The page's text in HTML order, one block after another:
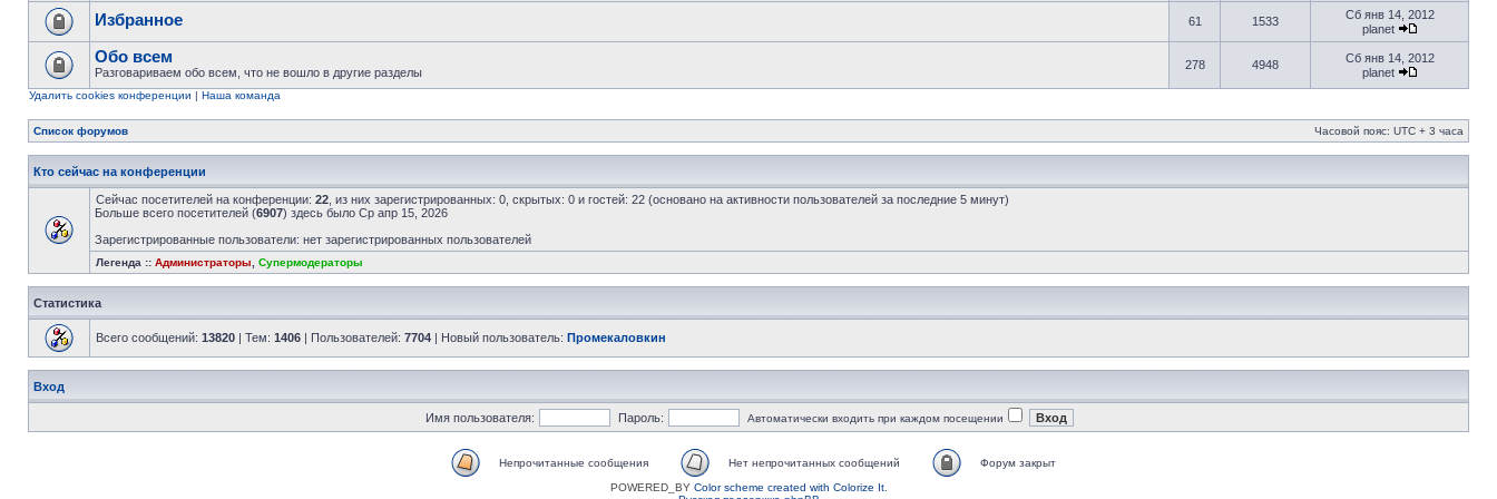
Избранное 61 1533
Сб янв 14, 2012
planet
Обо всем
Разговариваем обо всем, что не вошло в другие разделы
278 4948
Сб янв 14, 2012
planet
Удалить cookies конференции | Наша команда
Список форумов Часовой пояс: UTC + 3 часа
Кто сейчас на конференции
Сейчас посетителей на конференции: 22 , из них зарегистрированных: 0, скрытых: 0 и гостей: 22 (основано на активности пользователей за последние 5 минут)
Больше всего посетителей (6907) здесь было Ср апр 15, 2026
Зарегистрированные пользователи: нет зарегистрированных пользователей
Легенда :: Администраторы Супермодераторы
Статистика
Всего сообщений: 13820 | Тем: 1406 | Пользователей: 7704 | Новый пользователь: Промекаловкин
Вход
Имя пользователя: Пароль: Автоматически входить при каждом посещении
Непрочитанные сообщения Нет непрочитанных сообщений
Форум закрыт
POWERED_BY Color scheme created with Colorize It.